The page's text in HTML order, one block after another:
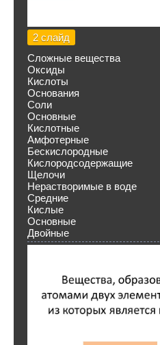
2 слайд
Сложные вещества
Оксиды
Кислоты
Основания
Соли
Основные
Кислотные
Амфотерные
Бескислородные
Кислородсодержащие
Щелочи
Нерастворимые в воде
Средние
Кислые
Основные
Двойные